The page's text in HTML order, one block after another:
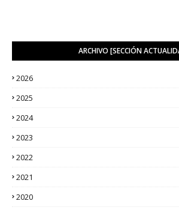
ARCHIVO [SECCIÓN
2026
2025
2024
2023
2022
2021
2020